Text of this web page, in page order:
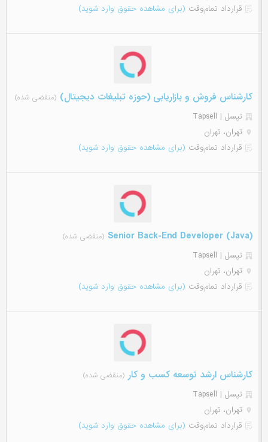
قرارداد تمام‌وقت (برای مشاهده حقوق وارد شوید)
کارشناس فروش و بازاریابی (حوزه تبلیغات دیجیتال) (منقضی شده)
تپسل | Tapsell
تهران، تهران
قرارداد تمام‌وقت (برای مشاهده حقوق وارد شوید)
(Senior Back-End Developer (Java (منقضی شده)
تپسل | Tapsell
تهران، تهران
قرارداد تمام‌وقت (برای مشاهده حقوق وارد شوید)
کارشناس ارشد توسعه کسب و کار (منقضی شده)
تپسل | Tapsell
تهران، تهران
قرارداد تمام‌وقت (برای مشاهده حقوق وارد شوید)